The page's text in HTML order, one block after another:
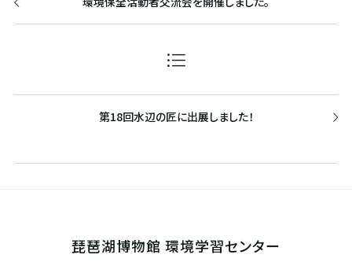
第18回水辺の匠に出展しました！
琵琶湖博物館 環境学習センター